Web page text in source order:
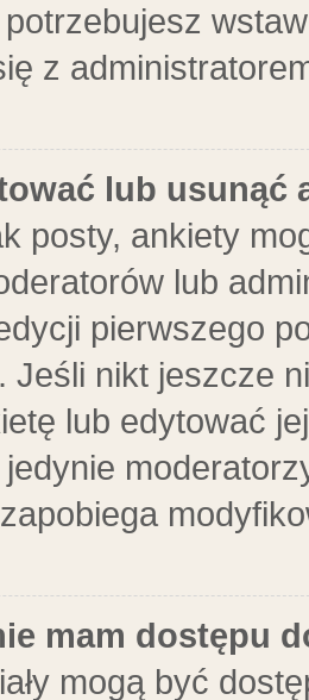
z
lub usunąć
posty, ankiety
lub
pierwszego
Jeśli nikt jeszcze
lub edytować
jedynie
mam dostępu
mogą być